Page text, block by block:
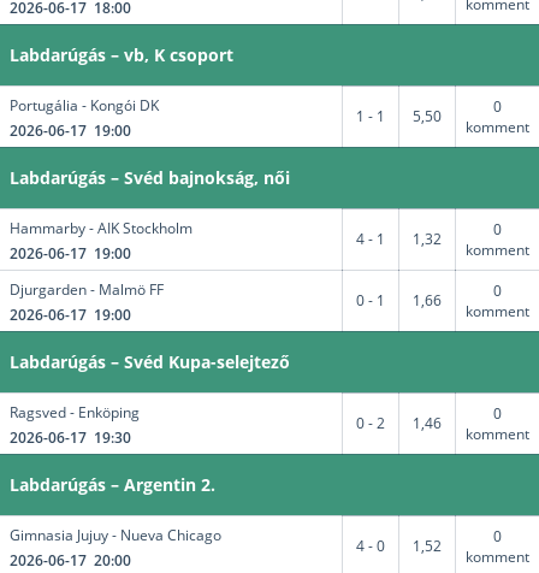
2026-06-17 18:00
komment
Labdarúgás – vb, K csoport
Portugália - Kongói DK
2026-06-17 19:00
1 - 1 5,50
0
komment
Labdarúgás – Svéd bajnokság, női
Hammarby - AIK Stockholm
2026-06-17 19:00
4 - 1 1,32
0
komment
Djurgarden - Malmö FF
2026-06-17 19:00
0 - 1 1,66
0
komment
Labdarúgás – Svéd Kupa-selejtező
Ragsved - Enköping
2026-06-17 19:30
0 - 2 1,46
0
komment
Labdarúgás – Argentin 2.
Gimnasia Jujuy - Nueva Chicago
2026-06-17 20:00
4 - 0 1,52
0
komment